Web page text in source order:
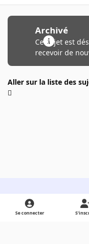
Archivé
Ce sujet est
recevoir de
Aller sur la liste des
Light ModeDark ModeSystem
Se connecter